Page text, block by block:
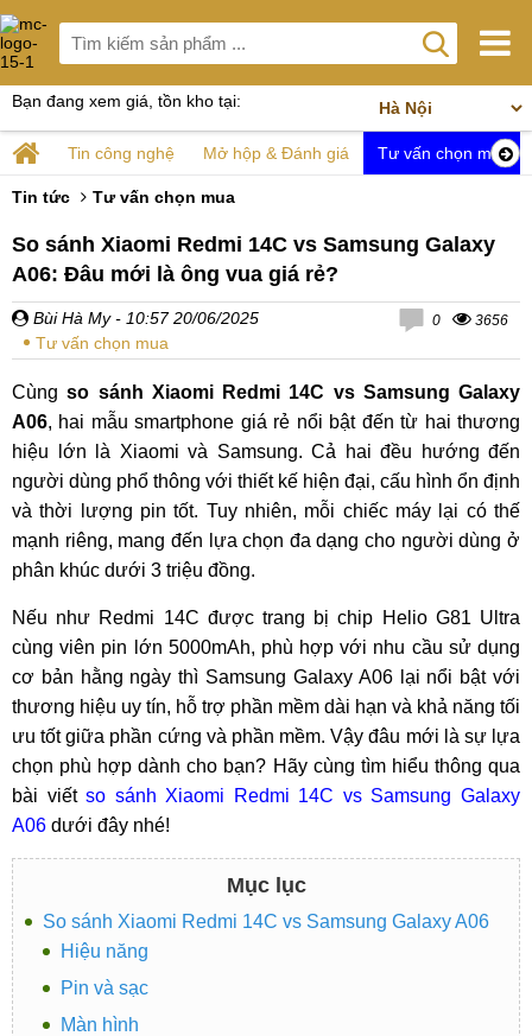
Bạn đang xem giá, tồn kho tại:
Tin công nghệ Mở hộp & Đánh giá Tư vấn chọn mua
Tin tức Tư vấn chọn mua
So sánh Xiaomi Redmi 14C vs Samsung Galaxy
A06: Đâu mới là ông vua giá rẻ?
Bùi Hà My - 10:57 20/06/2025
Tư vấn chọn mua
0 3656
Cùngso sánh Xiaomi Redmi 14C vs Samsung Galaxy
A06, hai mẫu smartphone giá rẻ nổi bật đến từ hai thương
hiệu lớn là Xiaomi và Samsung. Cả hai đều hướng đến
người dùng phổ thông với thiết kế hiện đại, cấu hình ổn định
và thời lượng pin tốt. Tuy nhiên, mỗi chiếc máy lại có thế
mạnh riêng, mang đến lựa chọn đa dạng cho người dùng ở
phân khúc dưới 3 triệu đồng.
Nếu như Redmi 14C được trang bị chip Helio G81 Ultra
cùng viên pin lớn 5000mAh, phù hợp với nhu cầu sử dụng
cơ bản hằng ngày thì Samsung Galaxy A06 lại nổi bật với
thương hiệu uy tín, hỗ trợ phần mềm dài hạn và khả năng tối
ưu tốt giữa phần cứng và phần mềm. Vậy đâu mới là sự lựa
chọn phù hợp dành cho bạn? Hãy cùng tìm hiểu thông qua
bài viếtso sánh Xiaomi Redmi 14C vs Samsung Galaxy
A06 dưới đây nhé!
Mục lục
So sánh Xiaomi Redmi 14C vs Samsung Galaxy A06
Hiệu năng
Pin và sạc
Màn hình